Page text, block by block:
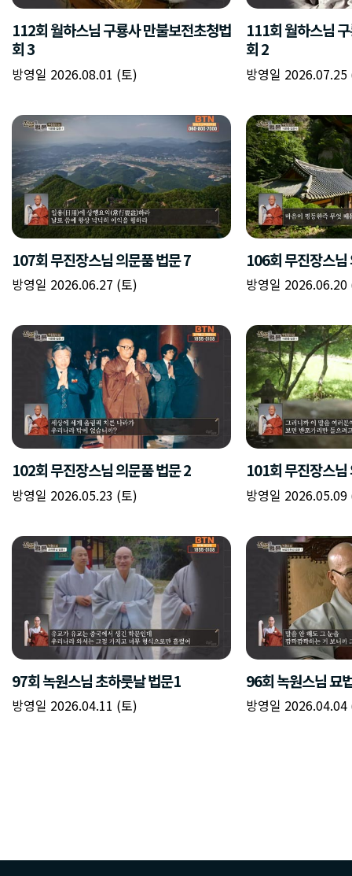
112회 월하스님 구룡사 만불보전초청법
회 3
방영일 2026.08.01 (토)
111회 월하스님
회 2
방영일 2026.07.25
107회 무진장스님 의문품 법문 7
방영일 2026.06.27 (토)
106회 무진장스님
방영일 2026.06.20
102회 무진장스님 의문품 법문 2
방영일 2026.05.23 (토)
101회 무진장스님
방영일 2026.05.09
97회 녹원스님 초하룻날 법문1
방영일 2026.04.11 (토)
96회 녹원스님 묘
방영일 2026.04.04